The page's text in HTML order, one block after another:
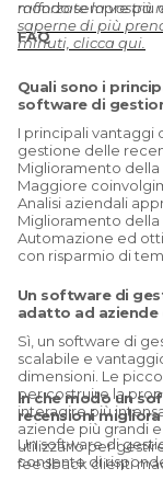
mondo sempre più
rafforzate la vostra
saperne di più
minuti, clicca qui.
FAQ
Quali sono i
software di
I principali vantaggi
gestione delle
Miglioramento
Maggiore
Analisi aziendali
Miglioramento della
Automazione ed
con risparmio di
Un software di
adatto ad aziende
Sì, un software di
scalabile e
dimensioni. Le
per costruire la
interagire più
aziende più grandi
utilizzarlo per
feedback clienti
In che modo un
recensioni
Un software di
consente di